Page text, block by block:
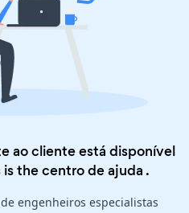
ao cliente está disponível
thecentro de ajuda .
engenheiros especialistas